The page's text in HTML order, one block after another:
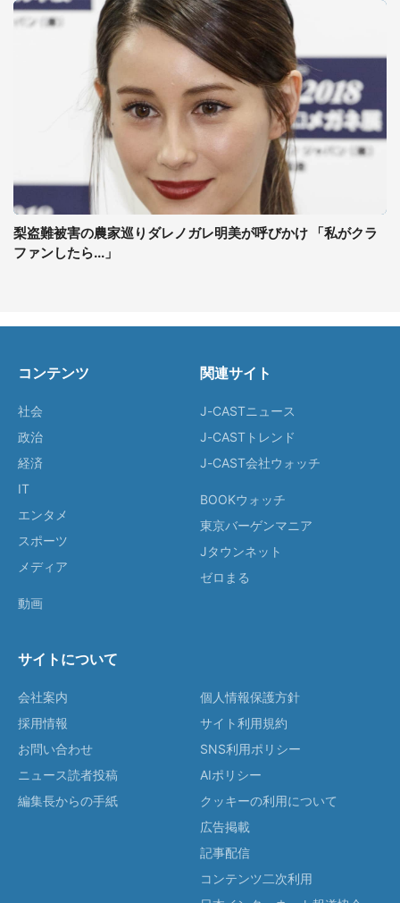
梨盗難被害の農家巡りダレノガレ明美が呼びかけ 「私がクラ
ファンしたら...」
コンテンツ
社会
政治
経済
IT
エンタメ
スポーツ
メディア
動画
関連サイト
J-CASTニュース
J-CASTトレンド
J-CAST会社ウォッチ
BOOKウォッチ
東京バーゲンマニア
Jタウンネット
ゼロまる
サイトについて
会社案内
採用情報
お問い合わせ
ニュース読者投稿
編集長からの手紙
個人情報保護方針
サイト利用規約
SNS利用ポリシー
AIポリシー
クッキーの利用について
広告掲載
記事配信
コンテンツ二次利用